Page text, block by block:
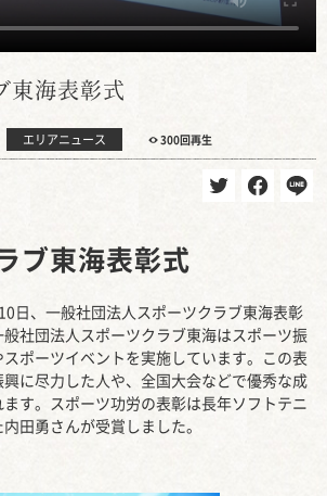
東海表彰式
エリアニュース 300回再生
ブ東海表彰式
日、一般社団法人スポーツクラブ東海表彰
社団法人スポーツクラブ東海はスポーツ振
ポーツイベントを実施しています。この表
に尽力した人や、全国大会などで優秀な成
す。スポーツ功労の表彰は長年ソフトテニ
田勇さんが受賞しました。